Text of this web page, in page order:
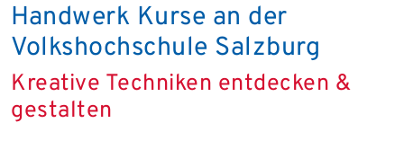
Handwerk Kurse an der
Volkshochschule Salzburg
Kreative Techniken entdecken &
gestalten